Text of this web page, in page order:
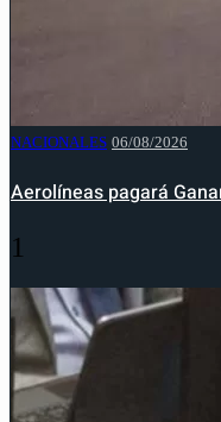
NACIONALES 06/08/2026
Aerolíneas pagará
1